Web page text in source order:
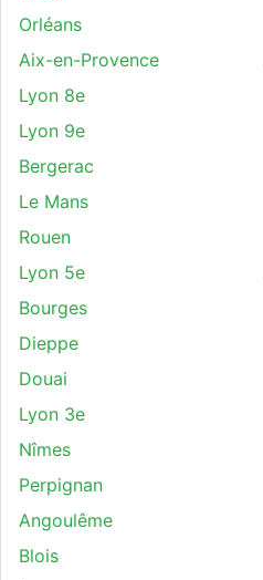
Orléans
Aix-en-Provence
Lyon 8e
Lyon 9e
Bergerac
Le Mans
Rouen
Lyon 5e
Bourges
Dieppe
Douai
Lyon 3e
Nîmes
Perpignan
Angoulême
Blois